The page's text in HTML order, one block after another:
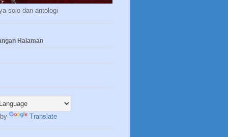
solo dan antologi
Halaman
Translate